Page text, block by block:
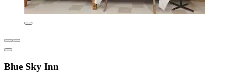
Blue Sky Inn